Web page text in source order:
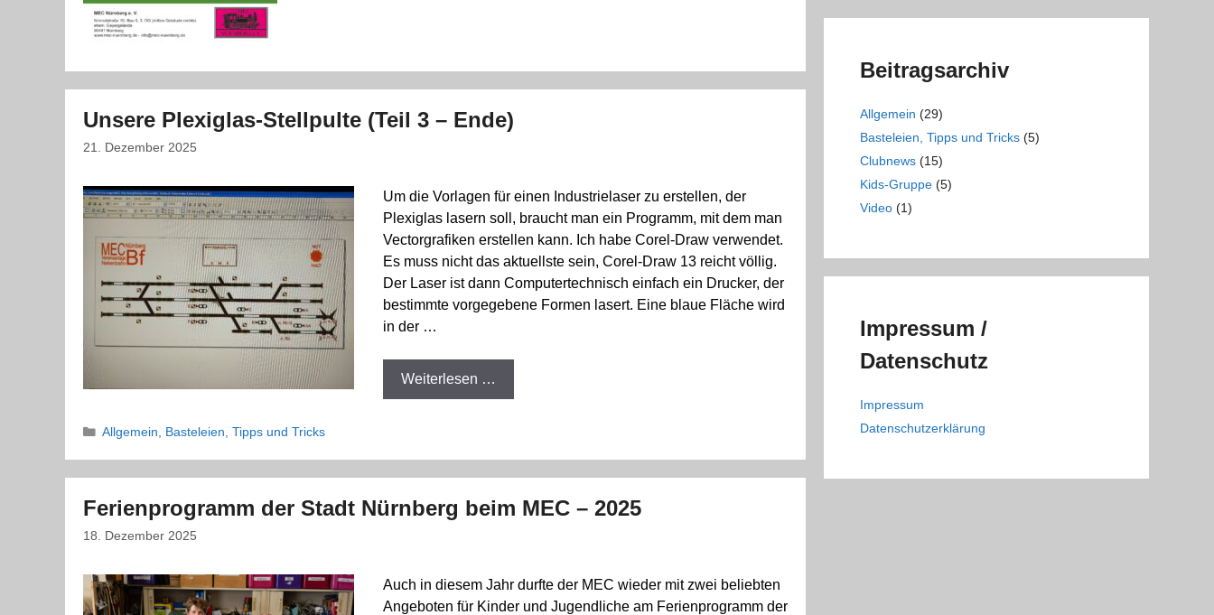
Unsere Plexiglas-Stellpulte (Teil 3 – Ende)
21. Dezember 2025
Um die Vorlagen für einen Industrielaser zu erstellen, der
Plexiglas lasern soll, braucht man ein Programm, mit dem man
Vectorgrafiken erstellen kann. Ich habe Corel-Draw verwendet.
Es muss nicht das aktuellste sein, Corel-Draw 13 reicht völlig.
Der Laser ist dann Computertechnisch einfach ein Drucker, der
bestimmte vorgegebene Formen lasert. Eine blaue Fläche wird
in der …
Weiterlesen …
Kategorien
Allgemein Basteleien, Tipps und Tricks
Ferienprogramm der Stadt Nürnberg beim MEC – 2025
18. Dezember 2025
Auch in diesem Jahr durfte der MEC wieder mit zwei beliebten
Angeboten für Kinder und Jugendliche am Ferienprogramm der
Beitragsarchiv
Allgemein (29)
Basteleien, Tipps und Tricks (5)
Clubnews (15)
Kids-Gruppe (5)
Video (1)
Impressum /
Datenschutz
Impressum
Datenschutzerklärung